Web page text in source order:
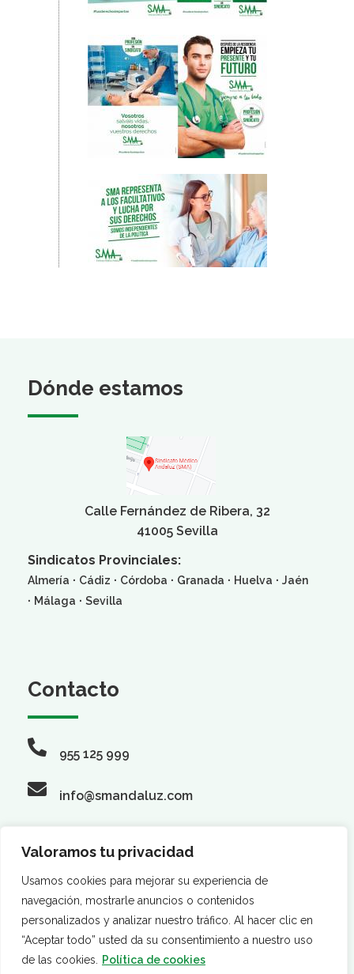
Valoramos tu privacidad
Usamos cookies para mejorar su experiencia de
navegación, mostrarle anuncios o contenidos
personalizados y analizar nuestro tráfico. Al hacer clic en
“Aceptar todo” usted da su consentimiento a nuestro uso
de las cookies.
Política de cookies
Dónde estamos
Calle Fernández de Ribera, 32
41005 Sevilla
Sindicatos Provinciales:
Almería · Cádiz · Córdoba · Granada · Huelva · Jaén
· Málaga · Sevilla
Contacto
955 125 999
info@smandaluz.com
Síguenos